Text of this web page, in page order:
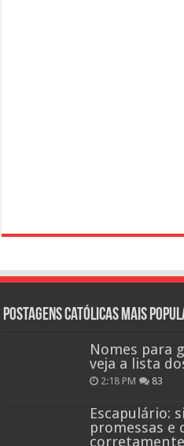
Postagens católicas mais
Nomes para
veja a lista
2:18 PM 83
Escapulário:
promessas e